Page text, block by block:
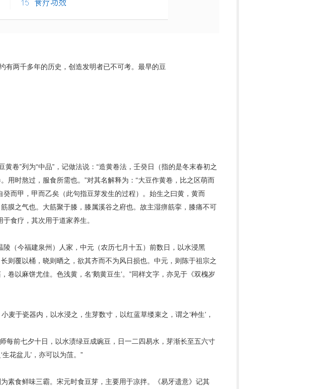
有两千多年的历史，创造发明者已不可考。最早的豆
黄卷”列为“中品”，记做法说：“造黄卷法，壬癸日（指的是冬末春初之
用时熬过，服食所需也。”对其名解释为：“大豆作黄卷，比之区萌而
而甲，甲而乙矣（此句指豆芽发生的过程）。始生之曰黄，黄而
膜之气也。大筋聚于膝，膝属溪谷之府也。故主湿痹筋挛，膝痛不可
食疗，其次用于道家养生。
（今福建泉州）人家，中元（农历七月十五）前数日，以水浸黑
则覆以桶，晓则晒之，欲其齐而不为风日损也。中元，则陈于祖宗之
以麻饼尤佳。色浅黄，名‘鹅黄豆生’。”同样文字，亦见于《双槐岁
麦于瓷器内，以水浸之，生芽数寸，以红蓝草缕束之，谓之‘种生’，
师每前七夕十日，以水渍绿豆成豌豆，日一二四易水，芽渐长至五六寸
花盆儿’，亦可以为菹。”
素食鲜味三霸。宋元时食豆芽，主要用于凉拌。《易牙遗意》记其